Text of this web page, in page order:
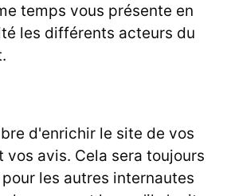
temps vous présente en
les différents acteurs du
d'enrichir le site de vos
vos avis. Cela sera toujours
les autres internautes